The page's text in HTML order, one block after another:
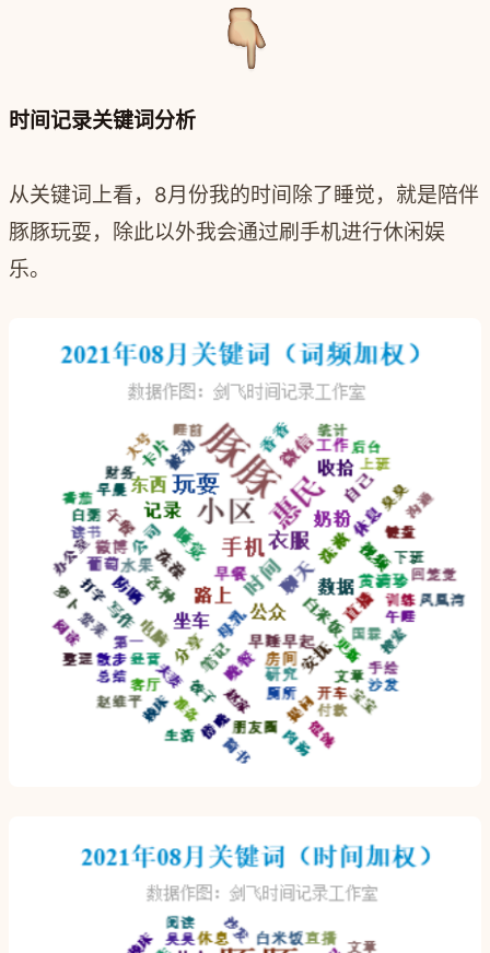
时间记录关键词分析
从关键词上看，8月份我的时间除了睡觉，就是陪伴
豚豚玩耍，除此以外我会通过刷手机进行休闲娱
乐。